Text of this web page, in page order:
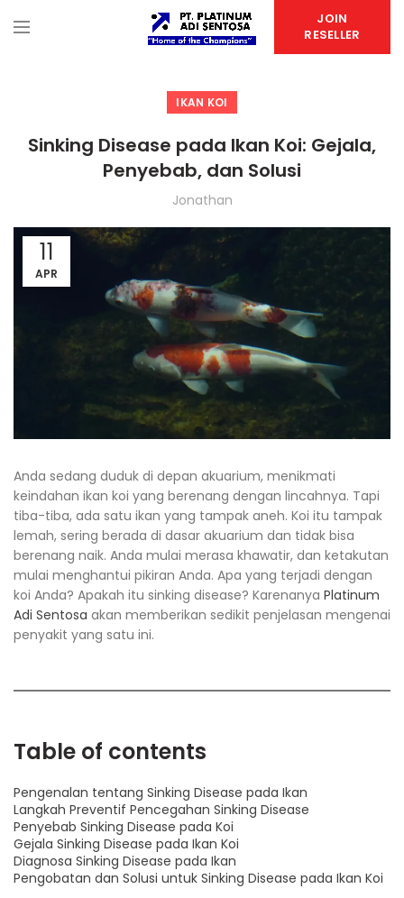
JOIN
RESELLER
IKAN KOI
Sinking Disease pada Ikan Koi: Gejala,
Penyebab, dan Solusi
Jonathan
11
APR
Anda sedang duduk di depan akuarium, menikmati
keindahan ikan koi yang berenang dengan lincahnya. Tapi
tiba-tiba, ada satu ikan yang tampak aneh. Koi itu tampak
lemah, sering berada di dasar akuarium dan tidak bisa
berenang naik. Anda mulai merasa khawatir, dan ketakutan
mulai menghantui pikiran Anda. Apa yang terjadi dengan
koi Anda? Apakah itu sinking disease? Karenanya Platinum
Adi Sentosa akan memberikan sedikit penjelasan mengenai
penyakit yang satu ini.
Table of contents
Pengenalan tentang Sinking Disease pada Ikan
Langkah Preventif Pencegahan Sinking Disease
Penyebab Sinking Disease pada Koi
Gejala Sinking Disease pada Ikan Koi
Diagnosa Sinking Disease pada Ikan
Pengobatan dan Solusi untuk Sinking Disease pada Ikan Koi